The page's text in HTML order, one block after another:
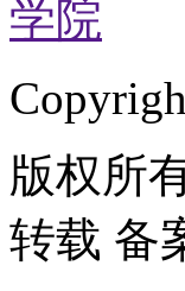
版权所
转载 备